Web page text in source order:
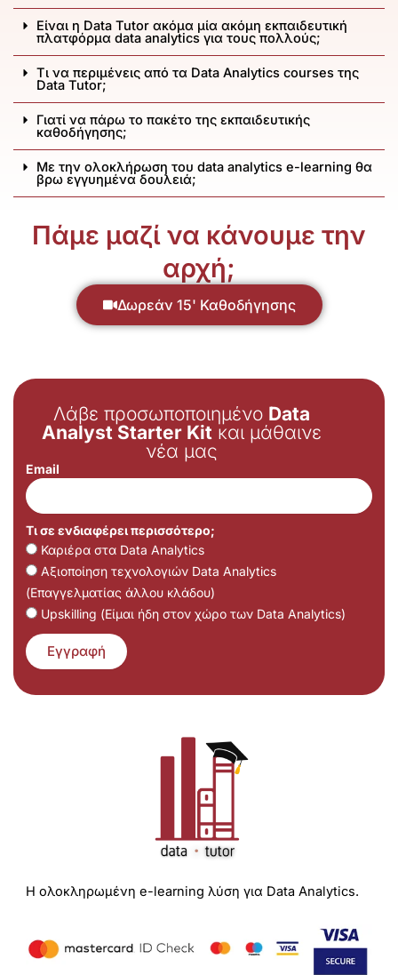
Είναι η Data Tutor ακόμα μία ακόμη εκπαιδευτική
πλατφόρμα data analytics για τους πολλούς;
Τι να περιμένεις από τα Data Analytics courses της
Data Tutor;
Γιατί να πάρω το πακέτο της εκπαιδευτικής
καθοδήγησης;
Με την ολοκλήρωση του data analytics e-learning θα
βρω εγγυημένα δουλειά;
Πάμε μαζί να κάνουμε την
αρχή;
Δωρεάν 15' Καθοδήγησης
Λάβε προσωποποιημένο Data
Analyst Starter Kit και μάθαινε
νέα μας
Email
Τι σε ενδιαφέρει περισσότερο;
Καριέρα στα Data Analytics
Αξιοποίηση τεχνολογιών Data Analytics
(Επαγγελματίας άλλου κλάδου)
Upskilling (Είμαι ήδη στον χώρο των Data Analytics)
Εγγραφή
Η ολοκληρωμένη e-learning λύση για Data Analytics.